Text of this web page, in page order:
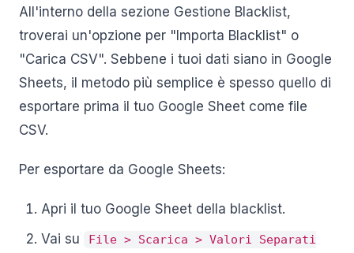
All'interno della sezione Gestione Blacklist,
troverai un'opzione per "Importa Blacklist" o
"Carica CSV". Sebbene i tuoi dati siano in Google
Sheets, il metodo più semplice è spesso quello di
esportare prima il tuo Google Sheet come file
CSV.
Per esportare da Google Sheets:
Apri il tuo Google Sheet della blacklist.
Vai su
File > Scarica > Valori Separati